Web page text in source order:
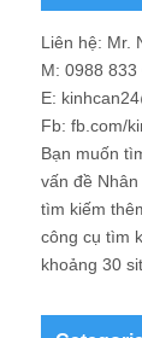
Liên hệ: Mr.
M: 0988 833
E:
Fb: fb.com/
Bạn muốn
vấn đề
tìm kiếm
công cụ tìm
khoảng 30